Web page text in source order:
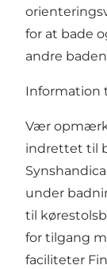
for at bade
andre
Information
Vær
indrettet til
under
til
for tilgang
faciliteter